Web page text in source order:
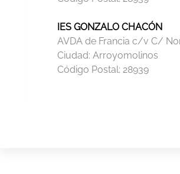
IES GONZALO CHACÓN
AVDA de Francia c/v C/
Ciudad: Arroyomolinos
Código Postal: 28939